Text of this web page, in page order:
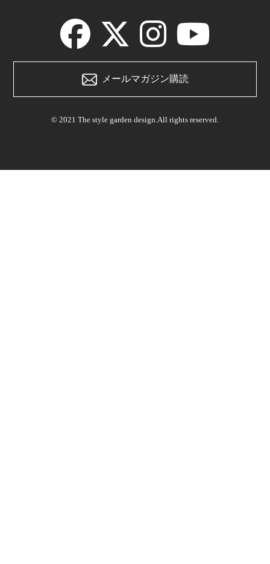
メールマガジン購読
© 2021 The style garden design.All rights reserved.